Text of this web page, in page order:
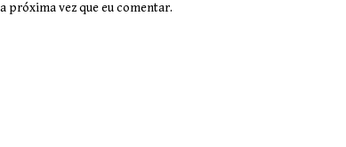
próxima vez que eu comentar.